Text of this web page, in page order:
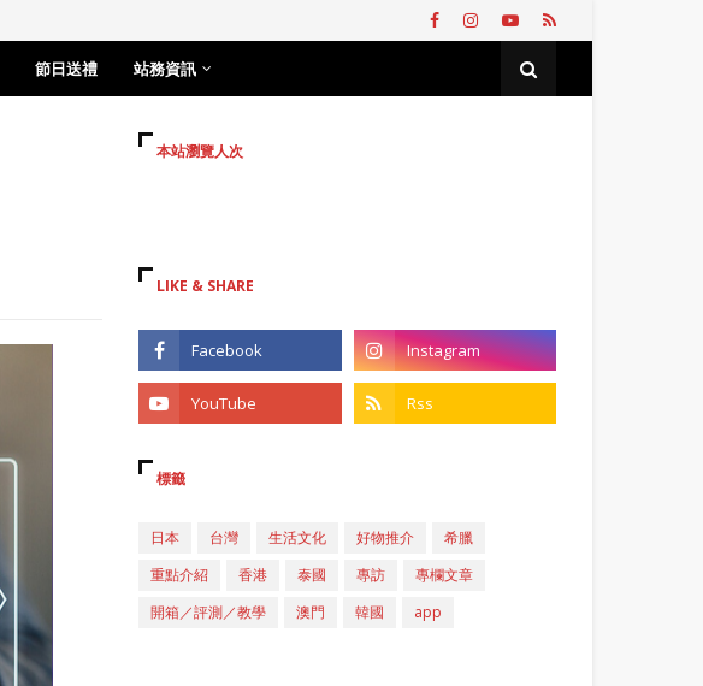
節日送禮 站務資訊
本站瀏覽人次
LIKE & SHARE
標籤
日本 台灣 生活文化 好物推介
希臘
重點介紹
香港 泰國 專訪
專欄文章
開箱／評測／教學
澳門 韓國 app